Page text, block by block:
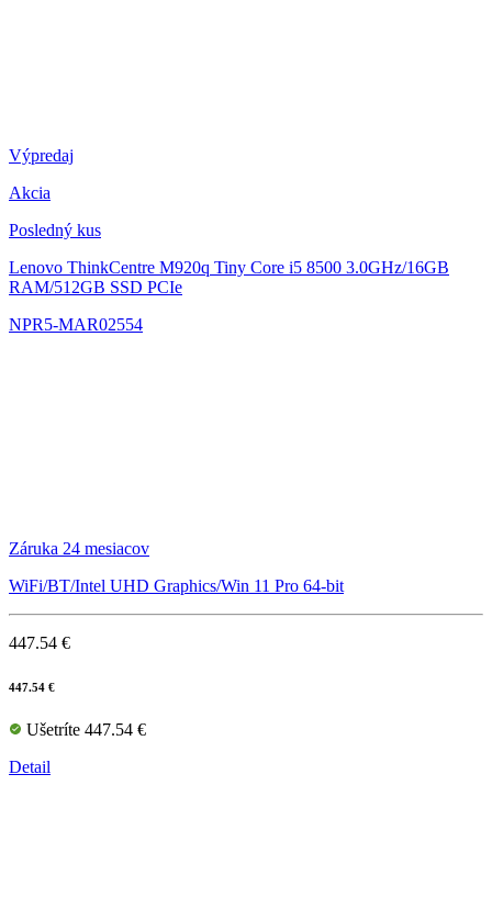
Výpredaj
Akcia
Posledný kus
Lenovo ThinkCentre M920q Tiny Core i5 8500 3.0GHz/16GB
RAM/512GB SSD PCIe
NPR5-MAR02554
Záruka 24 mesiacov
WiFi/BT/Intel UHD Graphics/Win 11 Pro 64-bit
447.54 €
447.54 €
Ušetríte 447.54 €
Detail